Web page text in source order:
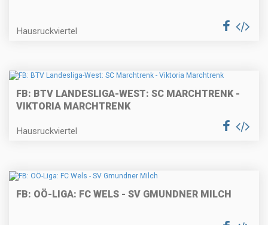
Hausruckviertel
FB: BTV LANDESLIGA-WEST: SC MARCHTRENK -
VIKTORIA MARCHTRENK
Hausruckviertel
FB: OÖ-LIGA: FC WELS - SV GMUNDNER MILCH